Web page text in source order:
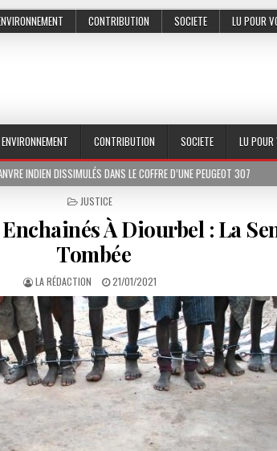
CONTRIBUTION SOCIETE LU POUR
ENVIRONNEMENT CONTRIBUTION SOCIETE LU POUR
DANS LE COFFRE D’UNE PEUGEOT 307 2026-07-01
POSTED
JUSTICE
À Diourbel : La
Tombée
LA RÉDACTION 21/01/2021